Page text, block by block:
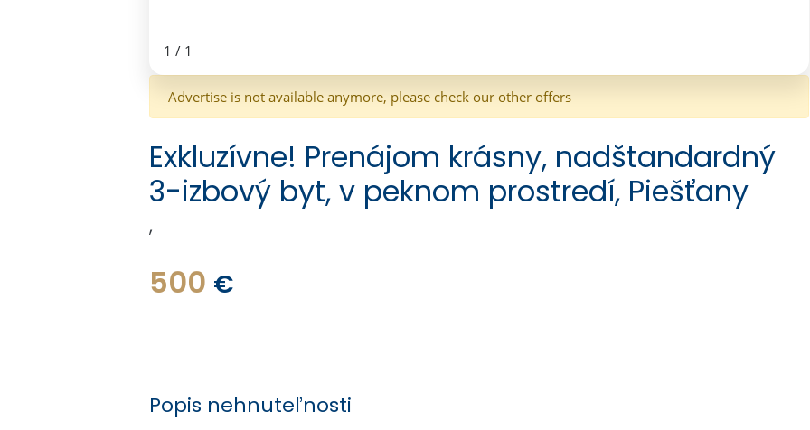
1 / 1
Advertise is not available anymore, please check our other offers
Exkluzívne! Prenájom krásny, nadštandardný
3-izbový byt, v peknom prostredí, Piešťany
,
500 €
Popis nehnuteľnosti